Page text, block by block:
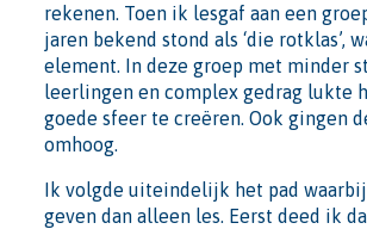
rekenen. Toen ik lesgaf aan een
jaren bekend stond als ‘die rotklas’,
element. In deze groep met minder
leerlingen en complex gedrag lukte
goede sfeer te creëren. Ook gingen
omhoog.
Ik volgde uiteindelijk het pad
geven dan alleen les. Eerst deed ik